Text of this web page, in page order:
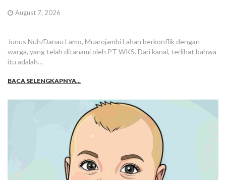
August 7, 2026
Junus Nuh/Danau Lamo, Muarojambi Lahan berkonflik dengan
warga, yang telah ditanami oleh PT WKS. Dari kanal, terlihat bahwa
itu adalah…
BACA SELENGKAPNYA...